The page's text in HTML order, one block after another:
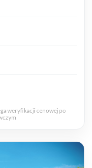
weryfikacji cenowej po